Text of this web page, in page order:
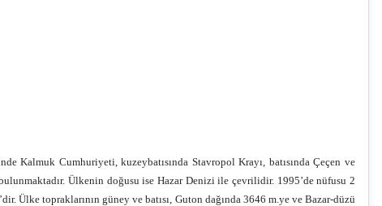
Kalmuk Cumhuriyeti, kuzeybatısında Stavropol Krayı, batısında Çeçen ve
Ülkenin doğusu ise Hazar Denizi ile çevrilidir. 1995’de nüfusu 2
Ülke topraklarının güney ve batısı, Guton dağında 3646 m.ye ve Bazar-düzü